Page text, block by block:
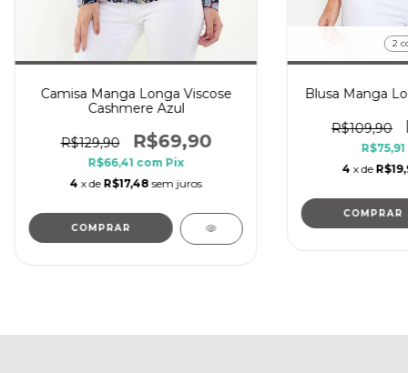
Camisa Manga Longa Viscose
Cashmere Azul
R$129,90 R$69,90
R$66,41 com Pix
4 x de R$17,48 sem juros
COMPRAR
2
Blusa Manga
R$109,90
R$75,91
4 x de
COMPRAR